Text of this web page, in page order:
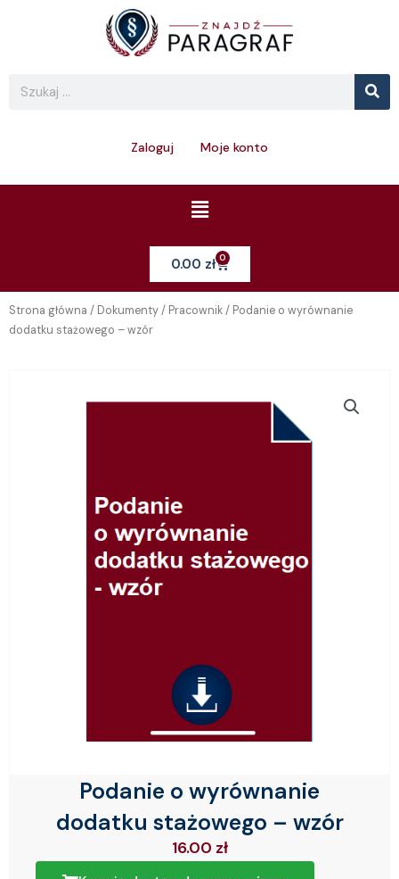
Search
Zaloguj Moje konto
Menu
0.00 zł 0Cart
Strona główna / Dokumenty/ Pracownik/ Podanie o wyrównanie
dodatku stażowego – wzór
Podanie o wyrównanie
dodatku stażowego – wzór
16.00 zł